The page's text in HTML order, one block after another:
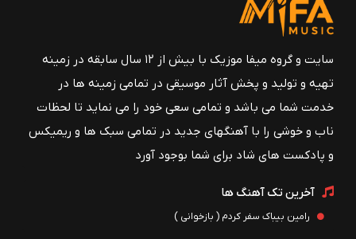
سایت و گروه میفا موزیک با بیش از ۱۲ سال سابقه در زمینه
تهیه و تولید و پخش آثار موسیقی در تمامی زمینه ها در
خدمت شما می باشد و تمامی سعی خود را می نماید تا لحظات
ناب و خوشی را با آهنگهای جدید در تمامی سبک ها و ریمیکس
و پادکست های شاد برای شما بوجود آورد
آخرین تک آهنگ ها
رامین بیباک سفر کردم ( بازخوانی )